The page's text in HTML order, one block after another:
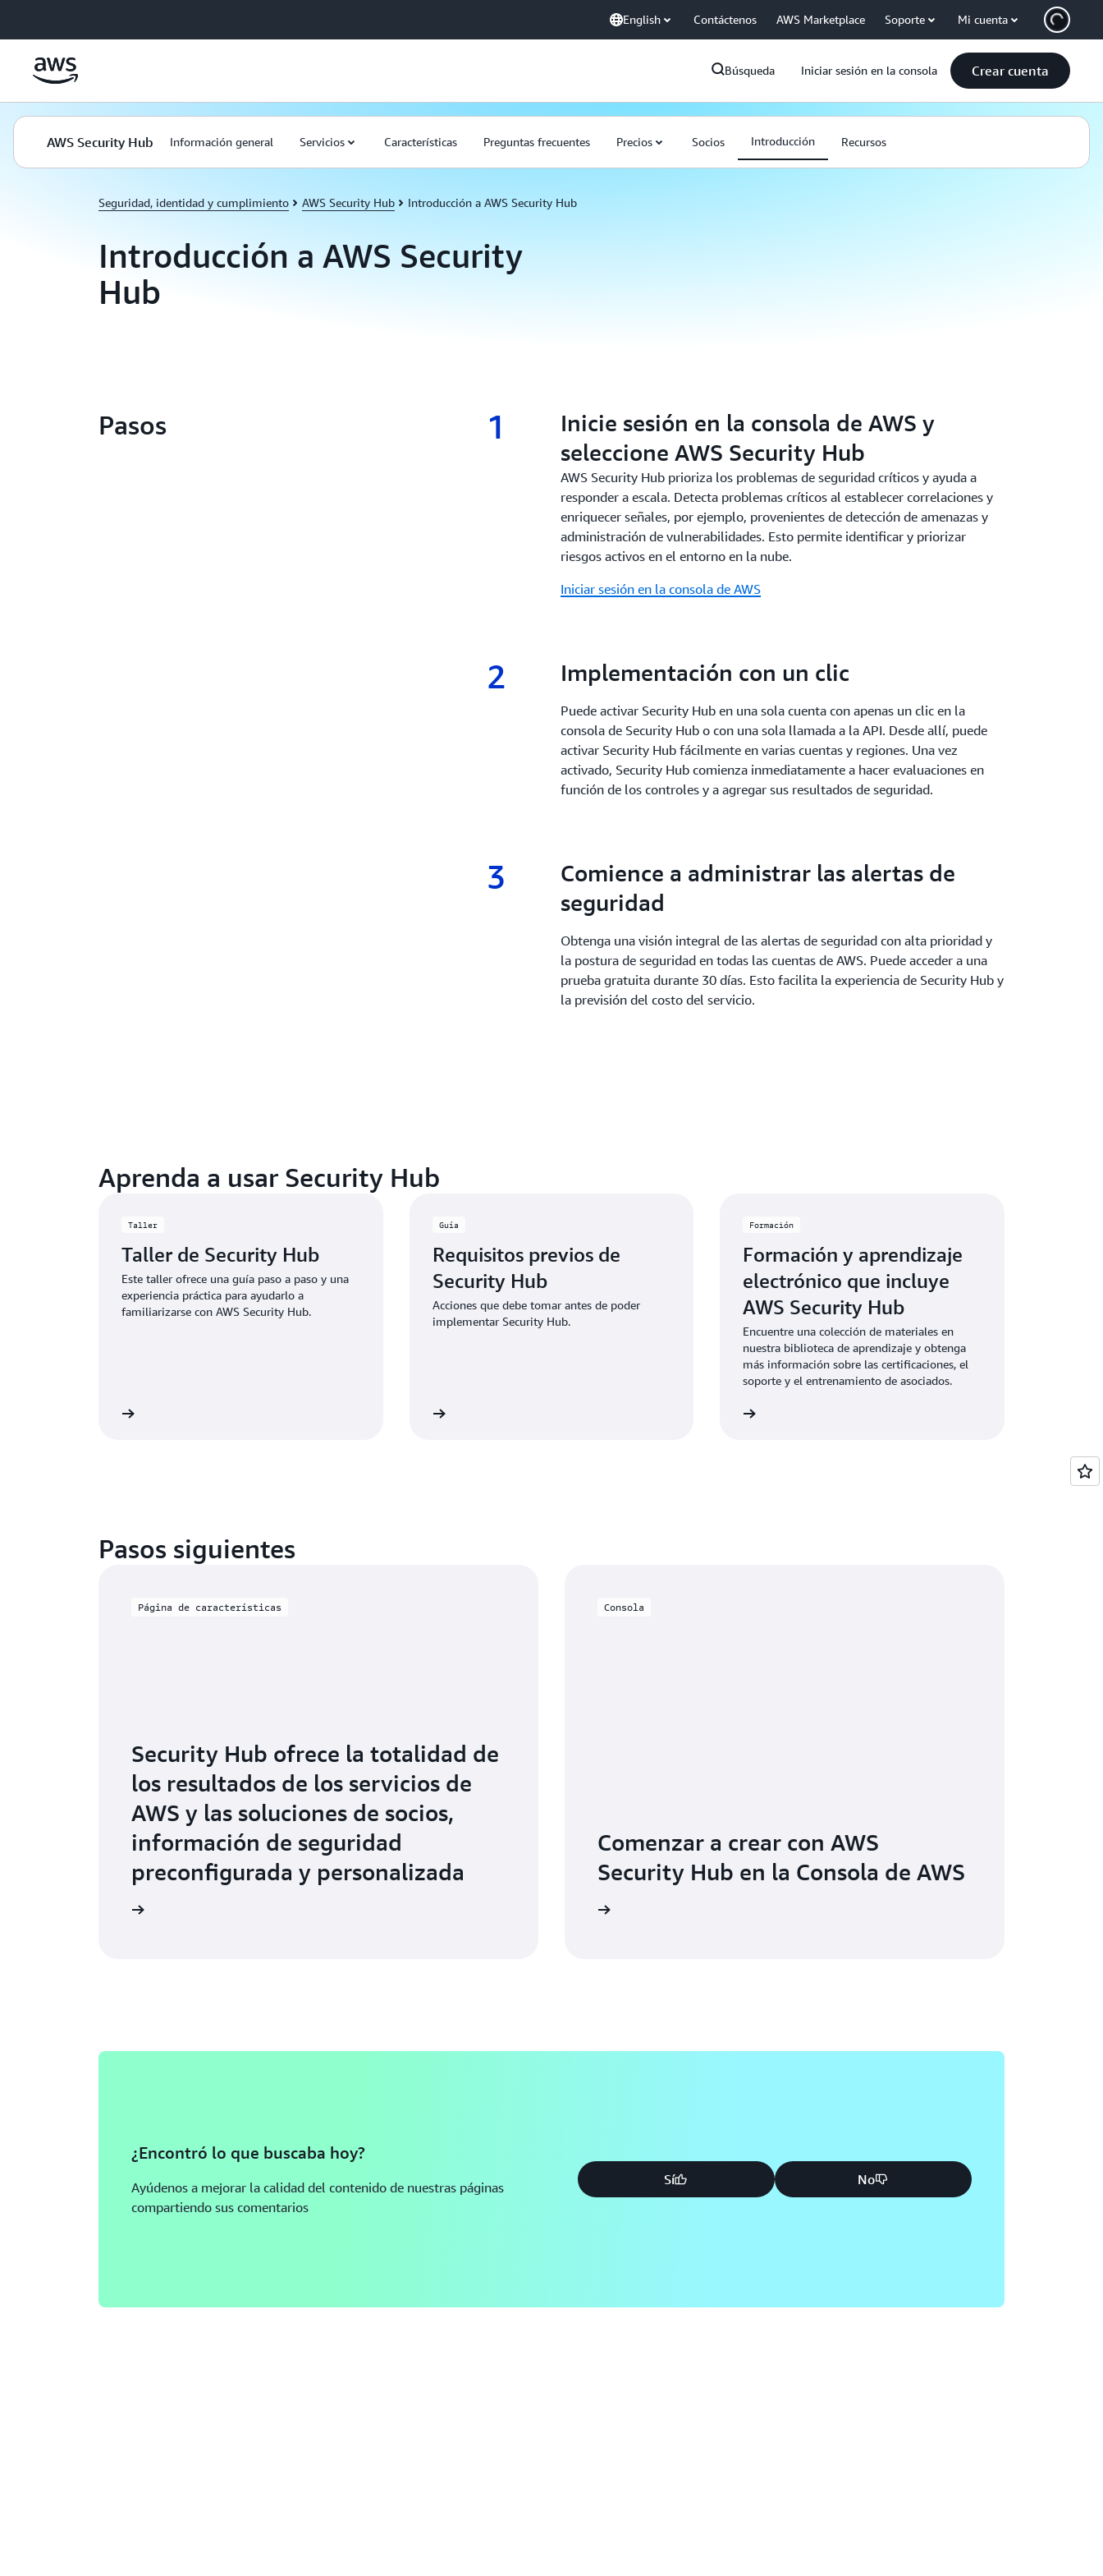
English Contáctenos AWS Marketplace Soporte Mi cuenta
Búsqueda Iniciar sesión en la consola Crear cuenta
AWS Security Hub Información general Servicios Características Preguntas frecuentes Precios Socios Introducción Recursos
Seguridad, identidad y cumplimiento AWS Security Hub Introducción a AWS Security Hub
Introducción a AWS Security
Hub
Pasos 1 1.
Inicie sesión en la consola de AWS y
seleccione AWS Security Hub
AWS Security Hub prioriza los problemas de seguridad críticos y ayuda a
responder a escala. Detecta problemas críticos al establecer correlaciones y
enriquecer señales, por ejemplo, provenientes de detección de amenazas y
administración de vulnerabilidades. Esto permite identificar y priorizar
riesgos activos en el entorno en la nube.
Iniciar sesión en la consola de AWS
2 2.
Implementación con un clic
Puede activar Security Hub en una sola cuenta con apenas un clic en la
consola de Security Hub o con una sola llamada a la API. Desde allí, puede
activar Security Hub fácilmente en varias cuentas y regiones. Una vez
activado, Security Hub comienza inmediatamente a hacer evaluaciones en
función de los controles y a agregar sus resultados de seguridad.
3 3.
Comience a administrar las alertas de
seguridad
Obtenga una visión integral de las alertas de seguridad con alta prioridad y
la postura de seguridad en todas las cuentas de AWS. Puede acceder a una
prueba gratuita durante 30 días. Esto facilita la experiencia de Security Hub y
la previsión del costo del servicio.
Aprenda a usar Security Hub
Taller
Taller de Security Hub
Este taller ofrece una guía paso a paso y una
experiencia práctica para ayudarlo a
familiarizarse con AWS Security Hub.
Guía
Requisitos previos de
Security Hub
Acciones que debe tomar antes de poder
implementar Security Hub.
Formación
Formación y aprendizaje
electrónico que incluye
AWS Security Hub
Encuentre una colección de materiales en
nuestra biblioteca de aprendizaje y obtenga
más información sobre las certificaciones, el
soporte y el entrenamiento de asociados.
Pasos siguientes
Página de características
Security Hub ofrece la totalidad de
los resultados de los servicios de
AWS y las soluciones de socios,
información de seguridad
preconfigurada y personalizada
Consola
Comenzar a crear con AWS
Security Hub en la Consola de AWS
¿Encontró lo que buscaba hoy?
Ayúdenos a mejorar la calidad del contenido de nuestras páginas
compartiendo sus comentarios
Sí No